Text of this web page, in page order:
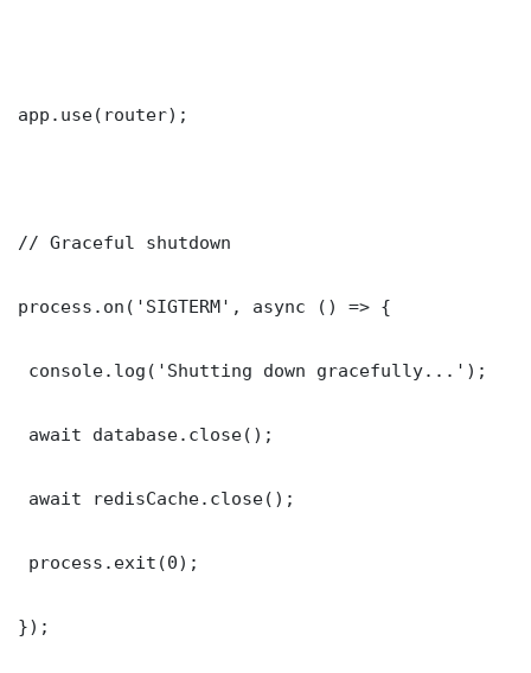
app.use(router);
// Graceful shutdown
process.on('SIGTERM', async () => {
console.log('Shutting down gracefully...');
await database.close();
await redisCache.close();
process.exit(0);
});